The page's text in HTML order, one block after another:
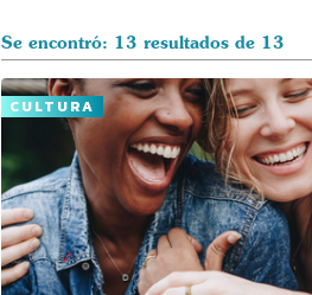
Se encontró: 13 resultados de 13
CULTURA